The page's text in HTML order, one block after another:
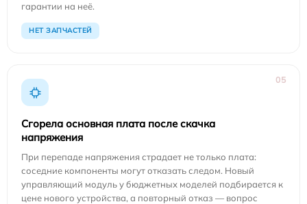
гарантии на неё.
НЕТ ЗАПЧАСТЕЙ
05
Сгорела основная плата после скачка
напряжения
При перепаде напряжения страдает не только плата:
соседние компоненты могут отказать следом. Новый
управляющий модуль у бюджетных моделей подбирается к
цене нового устройства, а повторный отказ — вопрос